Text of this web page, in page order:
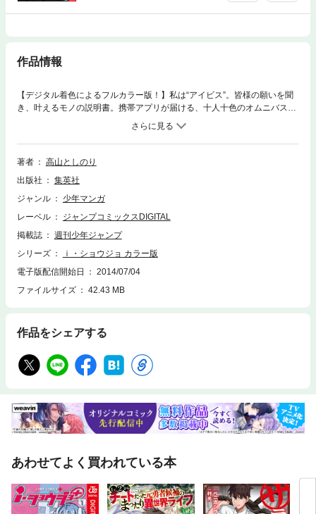
作品情報
【デジタル着色によるフルカラー版！】私は“アイビス”。皆様の願いを聞
き、叶えるモノの説明書。携帯アプリが届ける、十人十色のオムニバスｉ
著者
高山としのり
出版社
集英社
ジャンル
少年マンガ
レーベル
ジャンプコミックスDIGITAL
掲載誌
週刊少年ジャンプ
シリーズ
ｉ・ショウジョ カラー版
電子版配信開始日
2014/07/04
ファイルサイズ
42.43 MB
作品をシェアする
あわせてよく買われている本